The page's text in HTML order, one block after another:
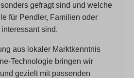
gefragt sind und welche
für Pendler, Familien oder
sind.
aus lokaler Marktkenntnis
Technologie bringen wir
gezielt mit passenden